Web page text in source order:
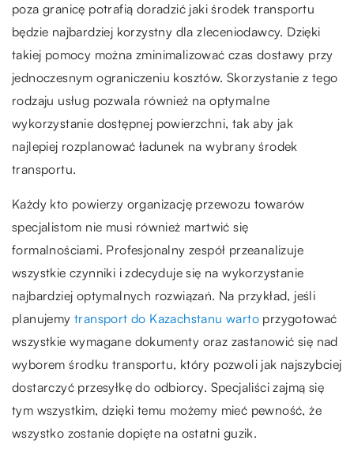
poza granicę potrafią doradzić jaki środek transportu
będzie najbardziej korzystny dla zleceniodawcy. Dzięki
takiej pomocy można zminimalizować czas dostawy przy
jednoczesnym ograniczeniu kosztów. Skorzystanie z tego
rodzaju usług pozwala również na optymalne
wykorzystanie dostępnej powierzchni, tak aby jak
najlepiej rozplanować ładunek na wybrany środek
transportu.
Każdy kto powierzy organizację przewozu towarów
specjalistom nie musi również martwić się
formalnościami. Profesjonalny zespół przeanalizuje
wszystkie czynniki i zdecyduje się na wykorzystanie
najbardziej optymalnych rozwiązań. Na przykład, jeśli
planujemytransport do Kazachstanu warto przygotować
wszystkie wymagane dokumenty oraz zastanowić się nad
wyborem środku transportu, który pozwoli jak najszybciej
dostarczyć przesyłkę do odbiorcy. Specjaliści zajmą się
tym wszystkim, dzięki temu możemy mieć pewność, że
wszystko zostanie dopięte na ostatni guzik.